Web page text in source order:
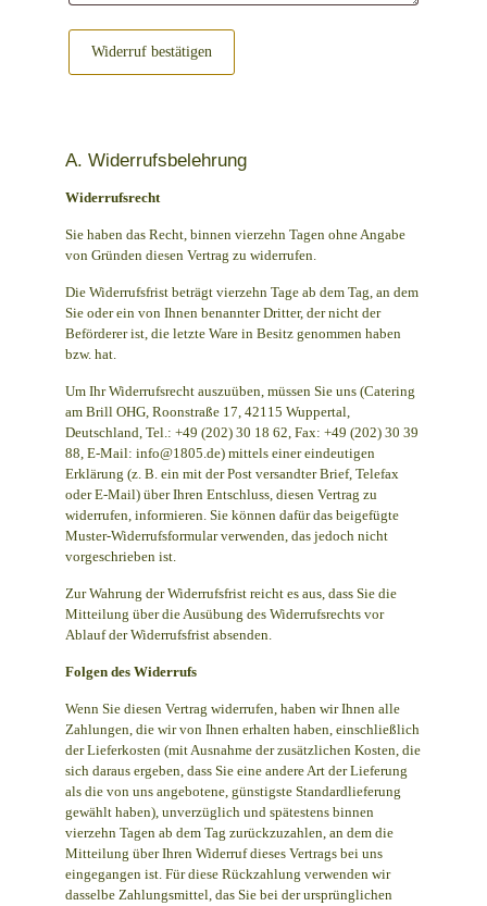
Widerruf bestätigen
A. Widerrufsbelehrung
Widerrufsrecht
Sie haben das Recht, binnen vierzehn Tagen ohne Angabe
von Gründen diesen Vertrag zu widerrufen.
Die Widerrufsfrist beträgt vierzehn Tage ab dem Tag, an dem
Sie oder ein von Ihnen benannter Dritter, der nicht der
Beförderer ist, die letzte Ware in Besitz genommen haben
bzw. hat.
Um Ihr Widerrufsrecht auszuüben, müssen Sie uns (Catering
am Brill OHG, Roonstraße 17, 42115 Wuppertal,
Deutschland, Tel.: +49 (202) 30 18 62, Fax: +49 (202) 30 39
88, E-Mail: info@1805.de) mittels einer eindeutigen
Erklärung (z. B. ein mit der Post versandter Brief, Telefax
oder E-Mail) über Ihren Entschluss, diesen Vertrag zu
widerrufen, informieren. Sie können dafür das beigefügte
Muster-Widerrufsformular verwenden, das jedoch nicht
vorgeschrieben ist.
Zur Wahrung der Widerrufsfrist reicht es aus, dass Sie die
Mitteilung über die Ausübung des Widerrufsrechts vor
Ablauf der Widerrufsfrist absenden.
Folgen des Widerrufs
Wenn Sie diesen Vertrag widerrufen, haben wir Ihnen alle
Zahlungen, die wir von Ihnen erhalten haben, einschließlich
der Lieferkosten (mit Ausnahme der zusätzlichen Kosten, die
sich daraus ergeben, dass Sie eine andere Art der Lieferung
als die von uns angebotene, günstigste Standardlieferung
gewählt haben), unverzüglich und spätestens binnen
vierzehn Tagen ab dem Tag zurückzuzahlen, an dem die
Mitteilung über Ihren Widerruf dieses Vertrags bei uns
eingegangen ist. Für diese Rückzahlung verwenden wir
dasselbe Zahlungsmittel, das Sie bei der ursprünglichen